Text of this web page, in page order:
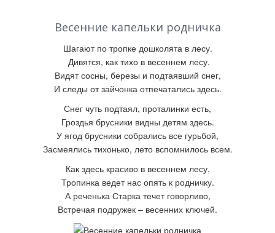
Весенние капельки родничка
Шагают по тропке дошколята в лесу.
Дивятся, как тихо ввесеннем лесу.
Видят сосны, березы и подтаявший снег,
И следы от зайчонка отпечатались здесь.
Снег чуть подтаял, проталинки есть,
Гроздья брусники видны детям здесь.
У ягод брусники собрались все гурьбой,
Засмеялись тихонько, лето вспомнилось всем.
Как здесь красиво ввесеннем лесу,
Тропинка ведет нас опять к родничку.
А реченька Старка течет говорливо,
Встречая подружек – весенних ключей.